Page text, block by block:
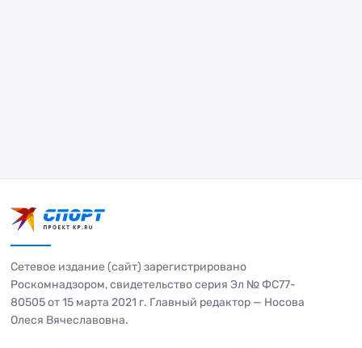
Сетевое издание (сайт) зарегистрировано
Роскомнадзором, свидетельство серия Эл № ФС77-
80505 от 15 марта 2021 г. Главный редактор — Носова
Олеся Вячеславовна.